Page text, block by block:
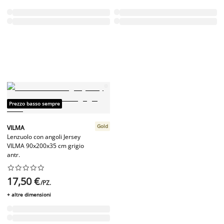
Prezzo basso sempre
VILMA
Lenzuolo con angoli Jersey
VILMA 90x200x35 cm grigio
antr.
Gold






17,50 €/PZ.
+ altre dimensioni